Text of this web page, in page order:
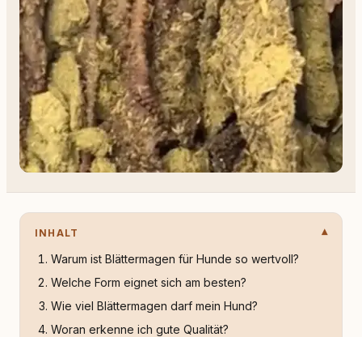
INHALT
Warum ist Blättermagen für Hunde so wertvoll?
Welche Form eignet sich am besten?
Wie viel Blättermagen darf mein Hund?
Woran erkenne ich gute Qualität?